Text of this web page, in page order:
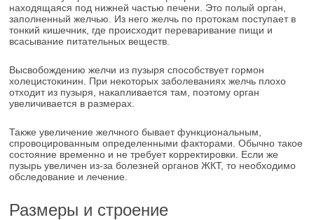
находящаяся под нижней частью печени. Это полый орган,
заполненный желчью. Из него желчь по протокам поступает в
тонкий кишечник, где происходит переваривание пищи и
всасывание питательных веществ.
Высвобождению желчи из пузыря способствует гормон
холецистокинин. При некоторых заболеваниях желчь плохо
отходит из пузыря, накапливается там, поэтому орган
увеличивается в размерах.
Также увеличение желчного бывает функциональным,
спровоцированным определенными факторами. Обычно такое
состояние временно и не требует корректировки. Если же
пузырь увеличен из-за болезней органов ЖКТ, то необходимо
обследование и лечение.
Размеры и строение